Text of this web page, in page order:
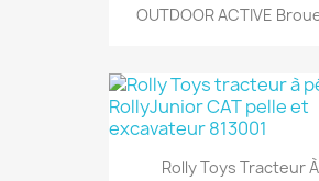
OUTDOOR ACTIVE
Rolly Toys Tracteur